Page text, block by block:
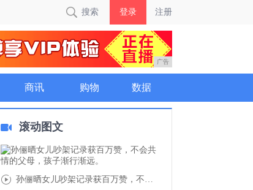
搜索 登录 注册
广告
商讯 购物 数据
滚动图文
孙俪晒女儿吵架记录获百万赞，不会共情的父母